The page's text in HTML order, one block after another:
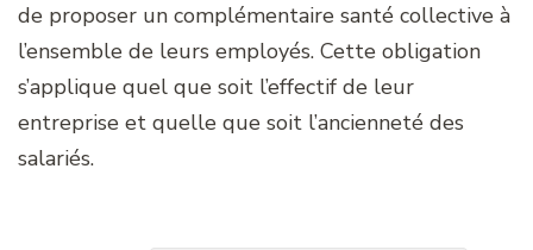
de proposer un complémentaire santé collective à
l’ensemble de leurs employés. Cette obligation
s’applique quel que soit l’effectif de leur
entreprise et quelle que soit l’ancienneté des
salariés.